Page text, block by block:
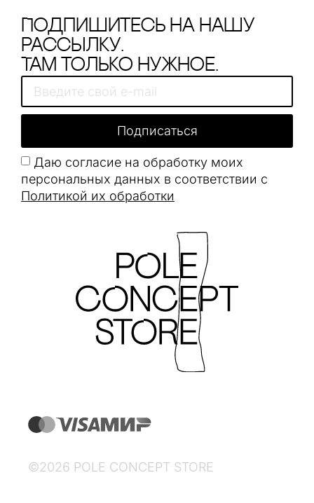
Подпишитесь на нашу
рассылку.
Там только нужное.
Даю согласие на обработку моих
персональных данных в соответствии с
Политикой их обработки
Подписаться
©2026 POLE CONCEPT STORE